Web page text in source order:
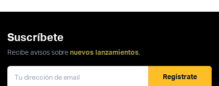
Suscríbete
Recibe avisos sobre nuevos lanzamientos.
Registrate